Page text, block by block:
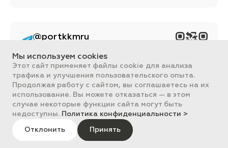
Вся информация, размещенная на сайте, носит ознакомительный
характер и не является публичной офертой, определяемой
положениями Статьи 437 ГК РФ.
Все цены на сайте указаны с НДС. ООО "ПОРТ" ИНН 2461018892,
ОГРН 1022401953496
ПОРТ 2011-2026
Политика обработки данных
@portkkmru
контент PORT - бизнес
портал
Мы используем cookies
Этот сайт применяет файлы cookie для анализа
трафика и улучшения пользовательского опыта.
Продолжая работу с сайтом, вы соглашаетесь на их
использование. Вы можете отказаться — в этом
случае некоторые функции сайта могут быть
недоступны. Политика конфиденциальности >
Отклонить Принять